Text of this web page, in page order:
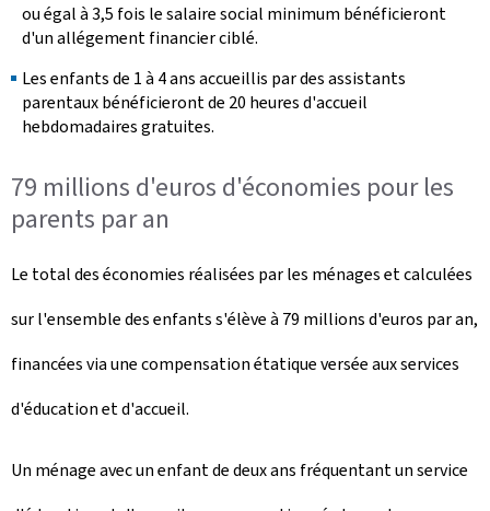
ou égal à 3,5 fois le salaire social minimum bénéficieront
d'un allégement financier ciblé.
Les enfants de 1 à 4 ans accueillis par des assistants
parentaux bénéficieront de 20 heures d'accueil
hebdomadaires gratuites.
79 millions d'euros d'économies pour les
parents par an
Le total des économies réalisées par les ménages et calculées
sur l'ensemble des enfants s'élève à 79 millions d'euros par an,
financées via une compensation étatique versée aux services
d'éducation et d'accueil.
Un ménage avec un enfant de deux ans fréquentant un service